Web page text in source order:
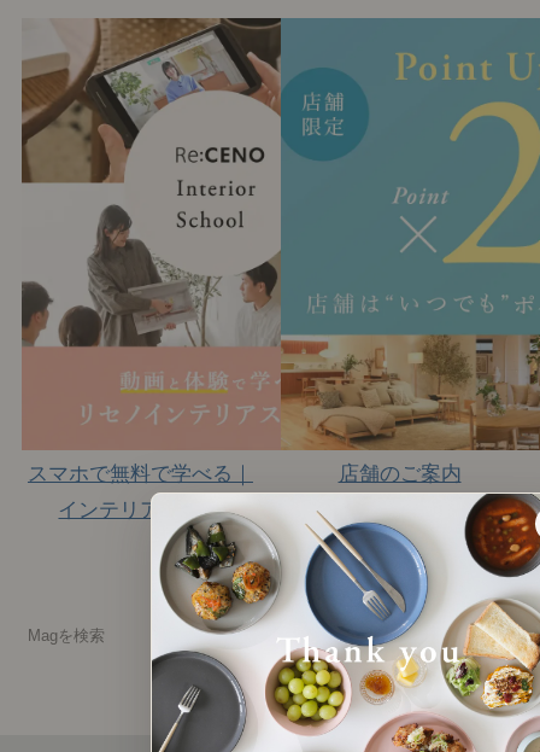
スマホで無料で学べる｜
インテリアの学校
店舗のご案内